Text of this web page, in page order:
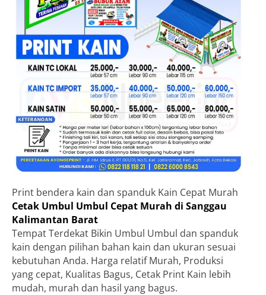
Print bendera kain dan spanduk Kain Cepat Murah
Cetak Umbul Umbul Cepat Murah di Sanggau
Kalimantan Barat
Tempat Terdekat Bikin Umbul Umbul dan spanduk
kain dengan pilihan bahan kain dan ukuran sesuai
kebutuhan Anda. Harga relatif Murah, Produksi
yang cepat, Kualitas Bagus, Cetak Print Kain lebih
mudah, murah dan hasil yang bagus.